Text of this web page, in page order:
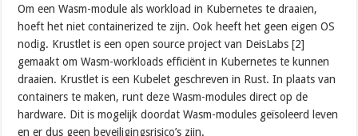
Om een Wasm-module als workload in Kubernetes te draaien,
hoeft het niet containerized te zijn. Ook heeft het geen eigen OS
nodig. Krustlet is een open source project van DeisLabs [2]
gemaakt om Wasm-workloads efficiënt in Kubernetes te kunnen
draaien. Krustlet is een Kubelet geschreven in Rust. In plaats van
containers te maken, runt deze Wasm-modules direct op de
hardware. Dit is mogelijk doordat Wasm-modules geïsoleerd leven
en er dus geen beveiligingsrisico’s zijn.